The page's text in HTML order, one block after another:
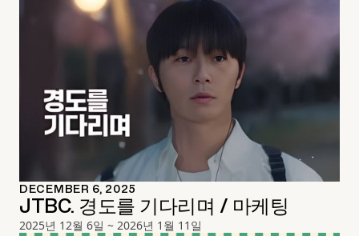
DECEMBER 6, 2025
JTBC. 경도를 기다리며 / 마케팅
2025년 12월 6일 ~ 2026년 1월 11일